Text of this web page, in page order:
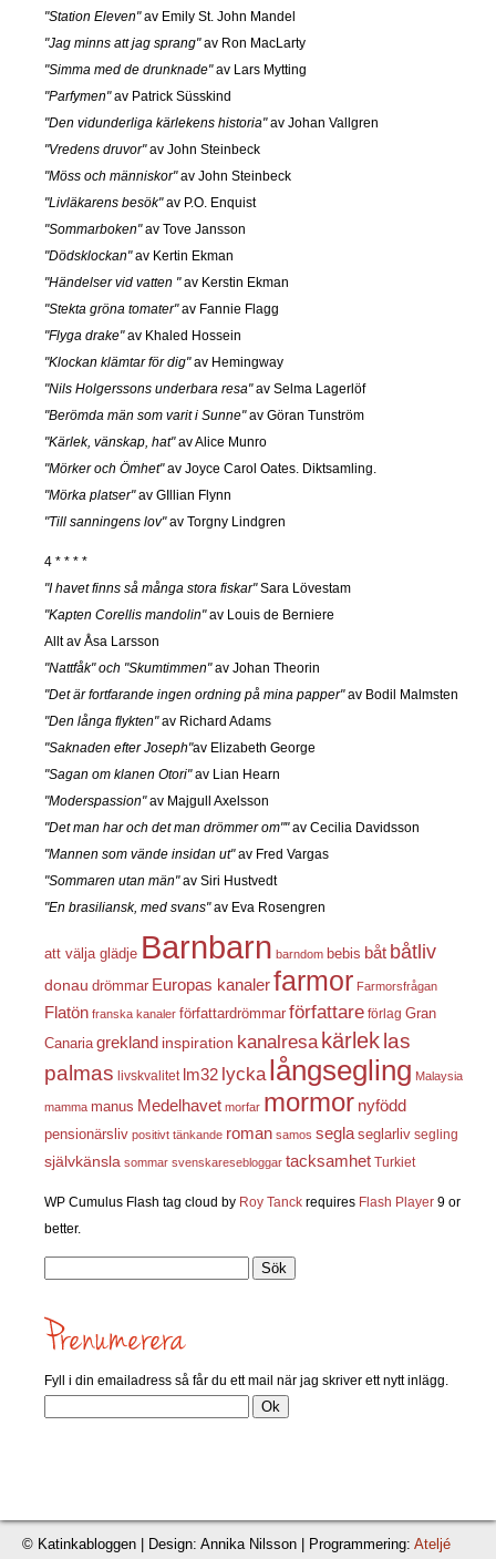
"Station Eleven"av Emily St. John Mandel
"Jag minns att jag sprang"av Ron MacLarty
"Simma med de drunknade"av Lars Mytting
"Parfymen"av Patrick Süsskind
"Den vidunderliga kärlekens historia"av Johan Vallgren
"Vredens druvor"av John Steinbeck
"Möss och människor"av John Steinbeck
"Livläkarens besök"av P.O. Enquist
"Sommarboken"av Tove Jansson
"Dödsklockan"av Kertin Ekman
"Händelser vid vatten "av Kerstin Ekman
"Stekta gröna tomater"av Fannie Flagg
"Flyga drake"av Khaled Hossein
"Klockan klämtar för dig"av Hemingway
"Nils Holgerssons underbara resa"av Selma Lagerlöf
"Berömda män som varit i Sunne"av Göran Tunström
"Kärlek, vänskap, hat"av Alice Munro
"Mörker och Ömhet"av Joyce Carol Oates. Diktsamling.
"Mörka platser"av GIllian Flynn
"Till sanningens lov"av Torgny Lindgren
4 * * * *
"I havet finns så många stora fiskar"Sara Lövestam
"Kapten Corellis mandolin"av Louis de Berniere
Allt av Åsa Larsson
"Nattfåk" och "Skumtimmen"av Johan Theorin
"Det är fortfarande ingen ordning på mina papper"av Bodil Malmsten
"Den långa flykten"av Richard Adams
"Saknaden efter Joseph"av Elizabeth George
"Sagan om klanen Otori"av Lian Hearn
"Moderspassion"av Majgull Axelsson
"Det man har och det man drömmer om""av Cecilia Davidsson
"Mannen som vände insidan ut"av Fred Vargas
"Sommaren utan män"av Siri Hustvedt
"En brasiliansk, med svans"av Eva Rosengren
att välja glädje Barnbarn barndom bebis båt båtliv
donau drömmar Europas kanalerfarmor Farmorsfrågan
Flatön franska kanaler författardrömmar författare förlag Gran
Canaria grekland inspiration kanalresa kärlek las
palmas livskvalitet lm32 lycka långsegling Malaysia
mamma manus Medelhavet morfar mormor nyfödd
pensionärsliv positivt tänkande roman samos segla seglarliv segling
självkänsla sommar svenskaresebloggar tacksamhet Turkiet
WP Cumulus Flash tag cloud by Roy Tanck requires Flash Player 9 or
better.
Fyll i din emailadress så får du ett mail när jag skriver ett nytt inlägg.
© Katinkabloggen | Design: Annika Nilsson | Programmering: Ateljé